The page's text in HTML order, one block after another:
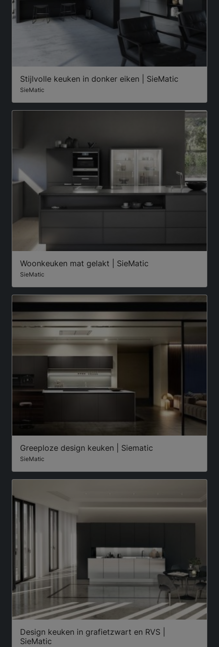
Stijlvolle keuken in donker eiken | SieMatic
SieMatic
Woonkeuken mat gelakt | SieMatic
SieMatic
Greeploze design keuken | Siematic
SieMatic
Design keuken in grafietzwart en RVS |
SieMatic